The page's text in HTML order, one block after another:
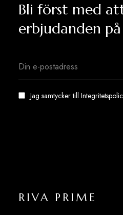
Bli först med
erbjudanden
Jag samtycker till
RIVA PRIME